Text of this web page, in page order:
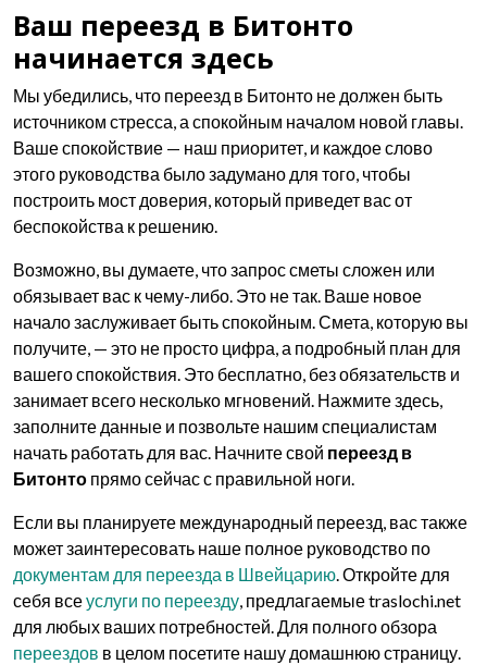
Ваш переезд в Битонто
начинается здесь
Мы убедились, что переезд в Битонто не должен быть
источником стресса, а спокойным началом новой главы.
Ваше спокойствие — наш приоритет, и каждое слово
этого руководства было задумано для того, чтобы
построить мост доверия, который приведет вас от
беспокойства к решению.
Возможно, вы думаете, что запрос сметы сложен или
обязывает вас к чему-либо. Это не так. Ваше новое
начало заслуживает быть спокойным. Смета, которую вы
получите, — это не просто цифра, а подробный план для
вашего спокойствия. Это бесплатно, без обязательств и
занимает всего несколько мгновений. Нажмите здесь,
заполните данные и позвольте нашим специалистам
начать работать для вас. Начните свой переезд в
Битонто прямо сейчас с правильной ноги.
Если вы планируете международный переезд, вас также
может заинтересовать наше полное руководство по
документам для переезда в Швейцарию. Откройте для
себя всеуслуги по переезду, предлагаемые traslochi.net
для любых ваших потребностей. Для полного обзора
переездов в целом посетите нашу домашнюю страницу.